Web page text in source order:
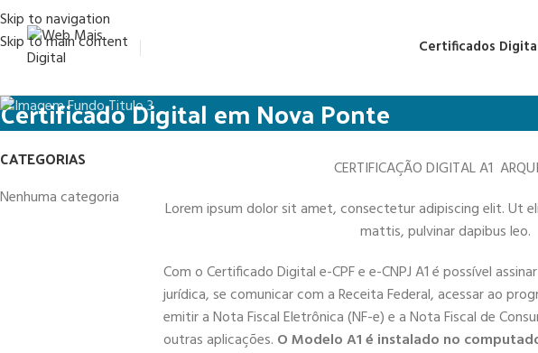
Skip to navigation
Skip to main content
Certificados
Certificado Digital em Nova Ponte
CATEGORIAS
Nenhuma categoria
CERTIFICAÇÃO DIGITAL A1
Lorem ipsum dolor sit amet, consectetur adipiscing elit. Ut
mattis, pulvinar dapibus leo.
Com o Certificado Digital e-CPF e e-CNPJ A1 é possível
jurídica, se comunicar com a Receita Federal, acessar ao
emitir a Nota Fiscal Eletrônica (NF-e) e a Nota Fiscal de
outras aplicações. O Modelo A1 é instalado no